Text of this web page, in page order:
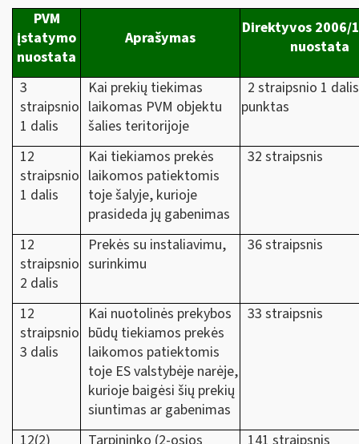
PVM
įstatymo
nuostata
Aprašymas
Direktyvos 2006/
nuostata
3
straipsnio
1 dalis
Kai prekių tiekimas
laikomas PVM objektu
šalies teritorijoje
2 straipsnio 1
punktas
12
straipsnio
1 dalis
Kai tiekiamos prekės
laikomos patiektomis
toje šalyje, kurioje
prasideda jų gabenimas
32 straipsnis
12
straipsnio
2 dalis
Prekės su instaliavimu,
surinkimu
36 straipsnis
12
straipsnio
3 dalis
Kai nuotolinės prekybos
būdų tiekiamos prekės
laikomos patiektomis
toje ES valstybėje narėje,
kurioje baigėsi šių prekių
siuntimas ar gabenimas
33 straipsnis